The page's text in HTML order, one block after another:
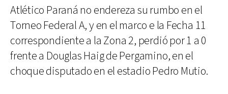
Atlético Paraná no endereza su rumbo en el
Torneo Federal A, y en el marco e la Fecha 11
correspondiente a la Zona 2, perdió por 1 a 0
frente a Douglas Haig de Pergamino, en el
choque disputado en el estadio Pedro Mutio.